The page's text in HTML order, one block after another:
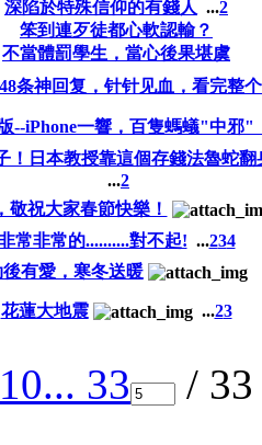
深陷於特殊信仰的有錢人 ...2
笨到連歹徒都心軟認輸？
不當體罰學生，當心後果堪虞
条神回复，针针见血，看完整
--iPhone一響，百隻螞蟻"中邪"
！日本教授靠這個存錢法魯蛇
...2
敬祝大家春節快樂！
常非常的..........對不起! ...234
後有愛，寒冬送暖
花蓮大地震 ...23
10... 33 /